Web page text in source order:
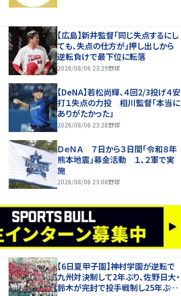
【広島】新井監督「同じ失点するにし
ても、失点の仕方が」押し出しから
逆転負けで最下位に転落
2026/08/06 23:29野球
【DeNA】若松尚輝、４回2/3投げ４安
打１失点の力投 相川監督「本当に
ありがたかった」
2026/08/06 23:28野球
ＤｅＮＡ ７日から３日間「令和８年
熊本地震」募金活動 １、２軍で実
施
2026/08/06 23:08野球
【6日夏甲子園】神村学園が逆転で
九州対決制して2年ぶり、佐野日大・
鈴木が完封で投手戦制し25年ぶり